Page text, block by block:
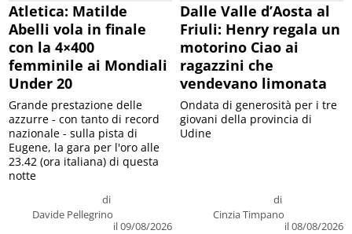
Atletica: Matilde
Abelli vola in finale
con la 4×400
femminile ai Mondiali
Under 20
di
Davide Pellegrino
il 09/08/2026
Grande prestazione delle
azzurre - con tanto di record
nazionale - sulla pista di
Eugene, la gara per l'oro alle
23.42 (ora italiana) di questa
notte
Dalle Valle d’Aosta al
Friuli: Henry regala un
motorino Ciao ai
ragazzini che
vendevano limonata
di
Cinzia Timpano
il 08/08/2026
Ondata di generosità per i tre
giovani della provincia di
Udine